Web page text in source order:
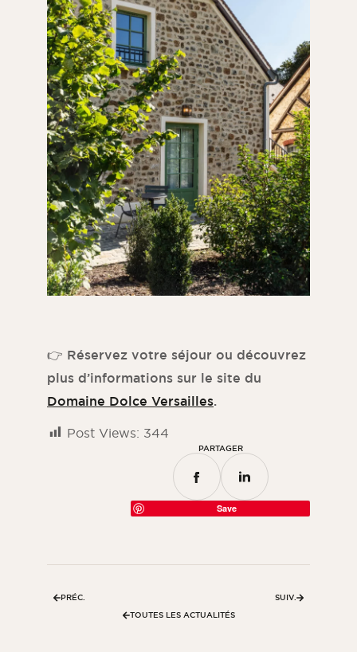
👉 Réservez votre séjour ou découvrez
plus d’informations sur le site du
Domaine Dolce Versailles.
Post Views: 344
PARTAGER
Save
TOUTES LES ACTUALITÉS
PRÉC. SUIV.